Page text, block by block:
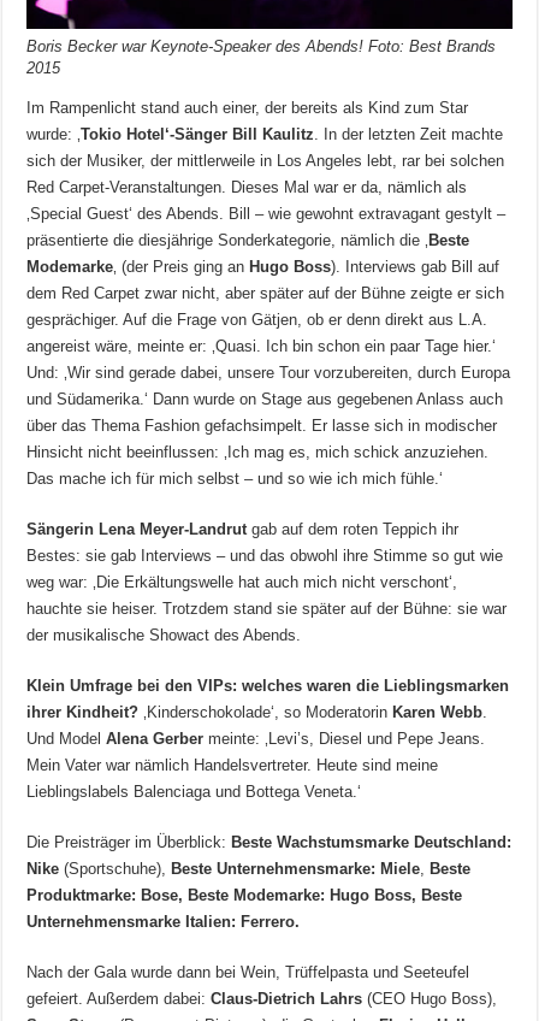
Boris Becker war Keynote-Speaker des Abends! Foto: Best Brands
2015
Im Rampenlicht stand auch einer, der bereits als Kind zum Star
wurde: ‚Tokio Hotel‘-Sänger Bill Kaulitz. In der letzten Zeit machte
sich der Musiker, der mittlerweile in Los Angeles lebt, rar bei solchen
Red Carpet-Veranstaltungen. Dieses Mal war er da, nämlich als
‚Special Guest‘ des Abends. Bill – wie gewohnt extravagant gestylt –
präsentierte die diesjährige Sonderkategorie, nämlich die ‚ Beste
Modemarke‚ (der Preis ging an Hugo Boss). Interviews gab Bill auf
dem Red Carpet zwar nicht, aber später auf der Bühne zeigte er sich
gesprächiger. Auf die Frage von Gätjen, ob er denn direkt aus L.A.
angereist wäre, meinte er: ‚Quasi. Ich bin schon ein paar Tage hier.‘
Und: ‚Wir sind gerade dabei, unsere Tour vorzubereiten, durch Europa
und Südamerika.‘ Dann wurde on Stage aus gegebenen Anlass auch
über das Thema Fashion gefachsimpelt. Er lasse sich in modischer
Hinsicht nicht beeinflussen: ‚Ich mag es, mich schick anzuziehen.
Das mache ich für mich selbst – und so wie ich mich fühle.‘
Sängerin Lena Meyer-Landrutgab auf dem roten Teppich ihr
Bestes: sie gab Interviews – und das obwohl ihre Stimme so gut wie
weg war: ‚Die Erkältungswelle hat auch mich nicht verschont‘,
hauchte sie heiser. Trotzdem stand sie später auf der Bühne: sie war
der musikalische Showact des Abends.
Klein Umfrage bei den VIPs: welches waren die Lieblingsmarken
ihrer Kindheit? ‚Kinderschokolade‘, so Moderatorin Karen Webb.
Und ModelAlena Gerber meinte: ‚Levi’s, Diesel und Pepe Jeans.
Mein Vater war nämlich Handelsvertreter. Heute sind meine
Lieblingslabels Balenciaga und Bottega Veneta.‘
Die Preisträger im Überblick: Beste Wachstumsmarke Deutschland:
Nike (Sportschuhe), Beste Unternehmensmarke: Miele, Beste
Produktmarke: Bose, Beste Modemarke: Hugo Boss, Beste
Unternehmensmarke Italien: Ferrero.
Nach der Gala wurde dann bei Wein, Trüffelpasta und Seeteufel
gefeiert. Außerdem dabei:Claus-Dietrich Lahrs (CEO Hugo Boss),